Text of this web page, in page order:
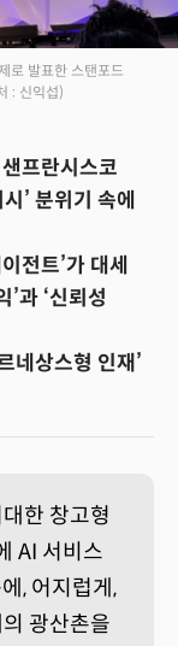
로 발표한 스탠포드
: 신익섭)
프란시스코
’ 분위기 속에
전트’가 대세
’과 ‘신뢰성
네상스형 인재’
한 창고형
AI 서비스
, 어지럽게,
광산촌을